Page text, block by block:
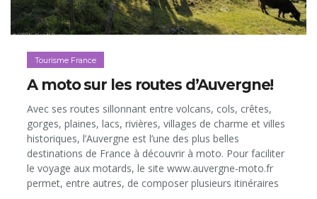
Tourisme France
A moto sur les routes d’Auvergne!
Avec ses routes sillonnant entre volcans, cols, crêtes,
gorges, plaines, lacs, rivières, villages de charme et villes
historiques, l’Auvergne est l’une des plus belles
destinations de France à découvrir à moto. Pour faciliter
le voyage aux motards, le site www.auvergne-moto.fr
permet, entre autres, de composer plusieurs itinéraires